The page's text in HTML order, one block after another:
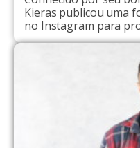
Kieras publicou uma
no Instagram para
em São Paulo. Não é
influencer aumenta a
sociais! Em junho
fãs à loucura ao